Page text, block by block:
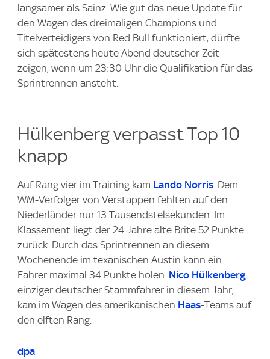
langsamer als Sainz. Wie gut das neue Update für
den Wagen des dreimaligen Champions und
Titelverteidigers von Red Bull funktioniert, dürfte
sich spätestens heute Abend deutscher Zeit
zeigen, wenn um 23:30 Uhr die Qualifikation für das
Sprintrennen ansteht.
Hülkenberg verpasst Top 10
knapp
Auf Rang vier im Training kam Lando Norris. Dem
WM-Verfolger von Verstappen fehlten auf den
Niederländer nur 13 Tausendstelsekunden. Im
Klassement liegt der 24 Jahre alte Brite 52 Punkte
zurück. Durch das Sprintrennen an diesem
Wochenende im texanischen Austin kann ein
Fahrer maximal 34 Punkte holen. Nico Hülkenberg,
einziger deutscher Stammfahrer in diesem Jahr,
kam im Wagen des amerikanischen Haas-Teams auf
den elften Rang.
dpa